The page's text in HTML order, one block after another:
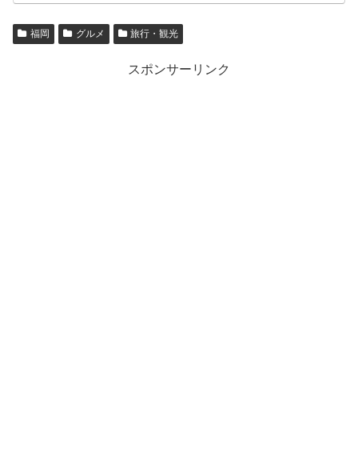
福岡 グルメ 旅行・観光
スポンサーリンク